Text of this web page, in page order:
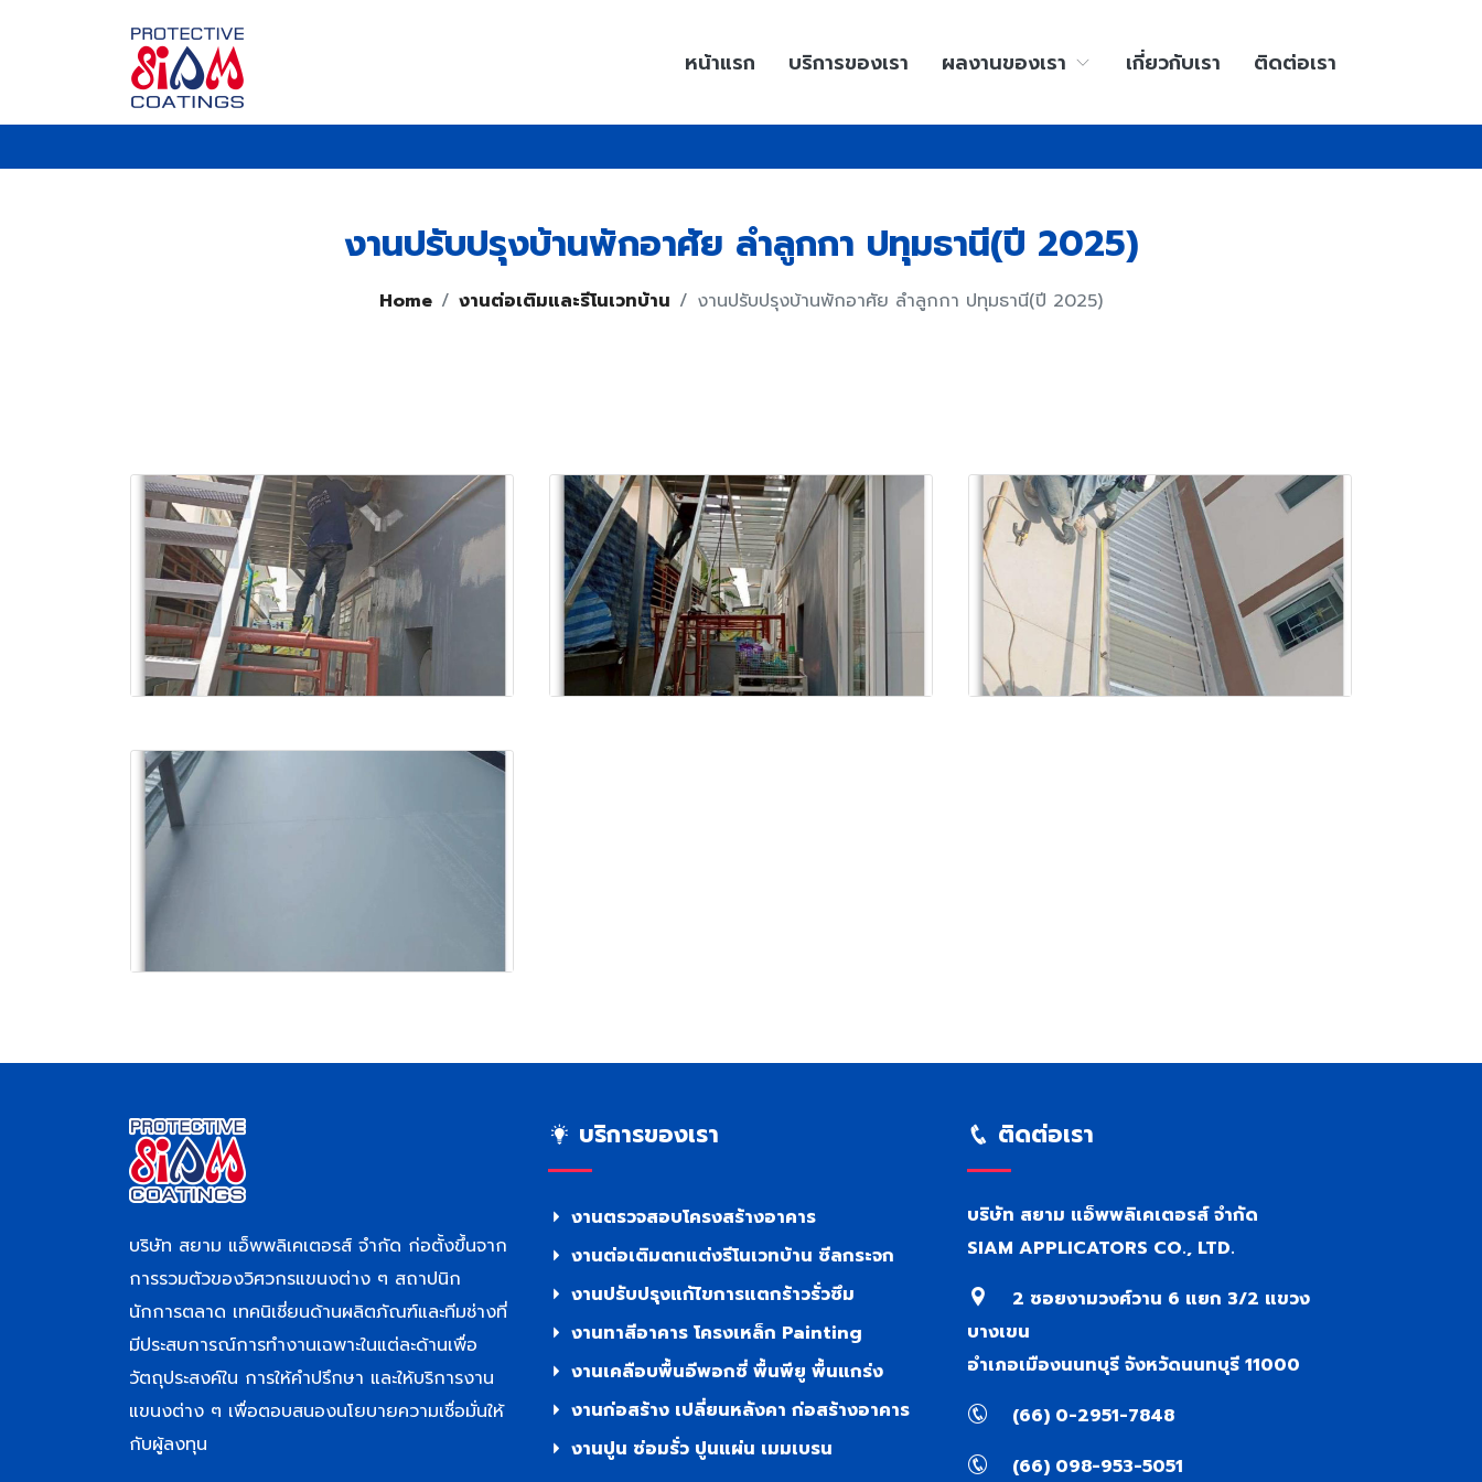
หน้าแรก บริการของเรา ผลงานของเรา เกี่ยวกับเรา ติดต่อเรา
งานปรับปรุงบ้านพักอาศัย ลำลูกกา ปทุมธานี(ปี 2025)
Home งานต่อเติมและรีโนเวทบ้าน งานปรับปรุงบ้านพักอาศัย ลำลูกกา ปทุมธานี(ปี 2025)
บริษัท สยาม แอ็พพลิเคเตอรส์ จำกัด ก่อตั้งขึ้นจาก
การรวมตัวของวิศวกรแขนงต่าง ๆ สถาปนิก
นักการตลาด เทคนิเชี่ยนด้านผลิตภัณฑ์และทีมช่างที่
มีประสบการณ์การทำงานเฉพาะในแต่ละด้านเพื่อ
วัตถุประสงค์ใน การให้คำปรึกษา และให้บริการงาน
แขนงต่าง ๆ เพื่อตอบสนองนโยบายความเชื่อมั่นให้
กับผู้ลงทุน
บริการของเรา
งานตรวจสอบโครงสร้างอาคาร
งานต่อเติมตกแต่งรีโนเวทบ้าน ซีลกระจก
งานปรับปรุงแก้ไขการแตกร้าวรั่วซึม
งานทาสีอาคาร โครงเหล็ก Painting
งานเคลือบพื้นอีพอกซี่ พื้นพียู พื้นแกร่ง
งานก่อสร้าง เปลี่ยนหลังคา ก่อสร้างอาคาร
งานปูน ซ่อมรั่ว ปูนแผ่น เมมเบรน
ติดต่อเรา
บริษัท สยาม แอ็พพลิเคเตอรส์ จำกัด
SIAM APPLICATORS CO., LTD.
2 ซอยงามวงศ์วาน 6 แยก 3/2 แขวง
บางเขน
อำเภอเมืองนนทบุรี จังหวัดนนทบุรี 11000
(66) 0-2951-7848
(66) 098-953-5051